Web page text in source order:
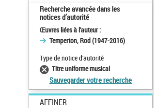
Recherche avancée dans les
notices d’autorité
Œuvres liées à l'auteur :
Temperton, Rod (1947-2016)
Type de notice d'autorité
Titre uniforme musical
Sauvegarder votre recherche
AFFINER